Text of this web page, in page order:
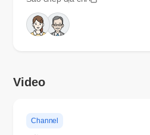
Video
Channel